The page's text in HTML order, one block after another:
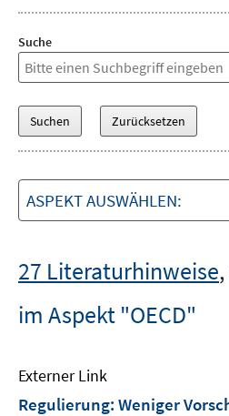
Suche
ASPEKT AUSWÄHLEN:
27 Literaturhinweise,
im Aspekt "OECD"
Externer Link
Regulierung: Weniger